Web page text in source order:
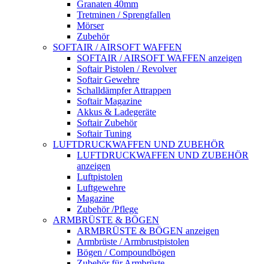
Granaten 40mm
Tretminen / Sprengfallen
Mörser
Zubehör
SOFTAIR / AIRSOFT WAFFEN
SOFTAIR / AIRSOFT WAFFEN anzeigen
Softair Pistolen / Revolver
Softair Gewehre
Schalldämpfer Attrappen
Softair Magazine
Akkus & Ladegeräte
Softair Zubehör
Softair Tuning
LUFTDRUCKWAFFEN UND ZUBEHÖR
LUFTDRUCKWAFFEN UND ZUBEHÖR
anzeigen
Luftpistolen
Luftgewehre
Magazine
Zubehör /Pflege
ARMBRÜSTE & BÖGEN
ARMBRÜSTE & BÖGEN anzeigen
Armbrüste / Armbrustpistolen
Bögen / Compoundbögen